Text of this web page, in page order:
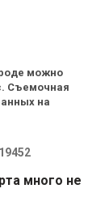
можно
Съемочная
на
много не